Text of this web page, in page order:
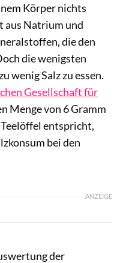
Körper nichts
aus Natrium und
die den
die wenigsten
wenig Salz zu essen.
Gesellschaft für
Menge von 6 Gramm
Teelöffel entspricht,
bei den
ANZEIGE
der